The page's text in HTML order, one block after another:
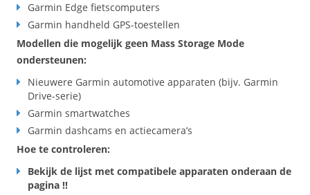
Garmin Edge fietscomputers
Garmin handheld GPS-toestellen
Modellen die mogelijk geen Mass Storage Mode
ondersteunen:
Nieuwere Garmin automotive apparaten (bijv. Garmin
Drive-serie)
Garmin smartwatches
Garmin dashcams en actiecamera’s
Hoe te controleren:
Bekijk de lijst met compatibele apparaten onderaan de
pagina !!